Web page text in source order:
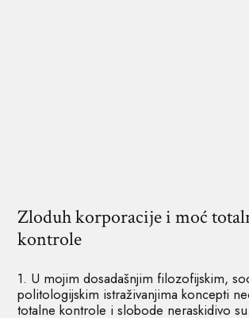
Zloduh korporacije i moć
kontrole
1. U mojim dosadašnjim filozofijskim,
politologijskim istraživanjima koncepti
totalne kontrole i slobode neraskidivo